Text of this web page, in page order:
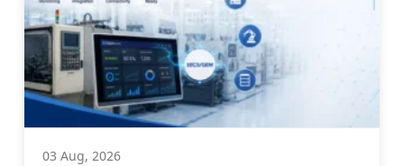
03 Aug, 2026